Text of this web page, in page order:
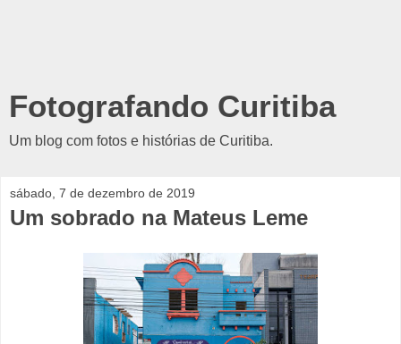
Fotografando Curitiba
Um blog com fotos e histórias de Curitiba.
sábado, 7 de dezembro de 2019
Um sobrado na Mateus Leme